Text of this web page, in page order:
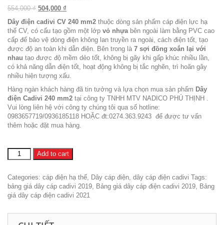
554,000₫ Original price was: 554,000 ₫.
504,000 ₫
Dây điện cadivi CV 240 mm2 thuộc dòng sản phẩm cáp điện lực hạ
thế CV, có cấu tạo gồm một lớp vỏ nhựa bên ngoài làm bằng PVC cao
cấp để bảo vệ dòng điện không lan truyền ra ngoài, cách điện tốt, tạo
được độ an toàn khi dẫn điện. Bên trong là 7 sợi đồng xoắn lại với
nhau tạo được độ mềm dẻo tốt, không bị gãy khi gấp khúc nhiều lần,
có khả năng dẫn điện tốt, hoạt động không bị tắc nghẽn, trì hoãn gây
nhiều hiện tượng xấu.
Hàng ngàn khách hàng đã tin tưởng và lựa chọn mua sản phẩm Dây
điện Cadivi 240 mm2 tại công ty TNHH MTV NADICO PHÚ THỊNH
Vui lòng liên hệ với công ty chúng tôi qua số hotline:
0983657719/0936185118 HOẶC đt:0274.363.9243 để được tư vấn
thêm hoặc đặt mua hàng.
Dây
Cadivi
240
quantity
Add to cart
Categories: cáp điện hạ thế Dây cáp điện dây cáp điện cadivi Tags:
bảng giá dây cáp cadivi 2019 Bảng giá dây cáp điện cadivi 2019 Bảng
giá dây cáp điện cadivi 2021